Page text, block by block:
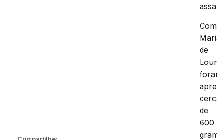
Compartilhe:
Com
de
de
600